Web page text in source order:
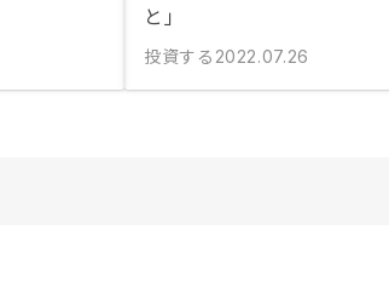
と」
投資する 2022.07.26